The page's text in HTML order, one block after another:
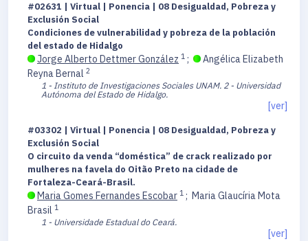
#02631 | Virtual | Ponencia | 08 Desigualdad, Pobreza y
Exclusión Social
Condiciones de vulnerabilidad y pobreza de la población
del estado de Hidalgo
Jorge Alberto Dettmer González 1 ;
Angélica Elizabeth
Reyna Bernal 2
1 - Instituto de Investigaciones Sociales UNAM. 2 - Universidad
Autónoma del Estado de Hidalgo.
[ver]
#03302 | Virtual | Ponencia | 08 Desigualdad, Pobreza y
Exclusión Social
O circuito da venda “doméstica” de crack realizado por
mulheres na favela do Oitão Preto na cidade de
Fortaleza-Ceará-Brasil.
Maria Gomes Fernandes Escobar 1 ; Maria Glaucíria Mota
Brasil 1
1 - Universidade Estadual do Ceará.
[ver]